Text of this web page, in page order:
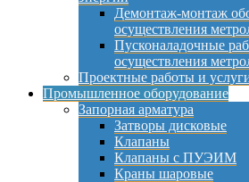
Демонтаж-монтаж
осуществления
Пусконаладочные
осуществления
Проектные работы и
Промышленное оборудование
Запорная арматура
Затворы дисковые
Клапаны
Клапаны с ПУЭИМ
Краны шаровые